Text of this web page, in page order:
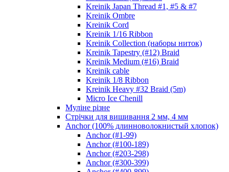
Kreinik Japan Thread #1, #5 & #7
Kreinik Ombre
Kreinik Cord
Kreinik 1/16 Ribbon
Kreinik Collection (наборы ниток)
Kreinik Tapestry (#12) Braid
Kreinik Medium (#16) Braid
Kreinik cable
Kreinik 1/8 Ribbon
Kreinik Heavy #32 Braid (5m)
Micro Ice Chenill
Муліне різне
Стрічки для вишивання 2 мм, 4 мм
Anchor (100% длинноволокнистый хлопок)
Anchor (#1-99)
Anchor (#100-189)
Anchor (#203-298)
Anchor (#300-399)